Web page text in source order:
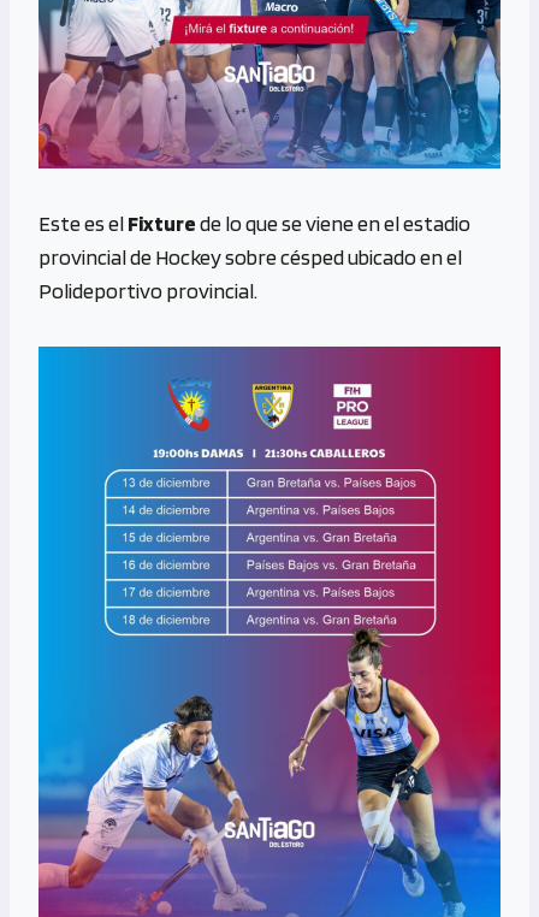
Este es elFixturede lo que se viene en el estadio
provincial de Hockey sobre césped ubicado en el
Polideportivo provincial.